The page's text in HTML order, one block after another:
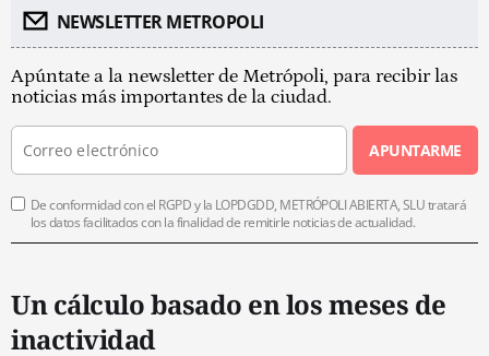
NEWSLETTER METROPOLI
Apúntate a la newsletter de Metrópoli, para recibir las
noticias más importantes de la ciudad.
APUNTARME
De conformidad con el RGPD y la LOPDGDD, METRÓPOLI ABIERTA, SLU tratará
los datos facilitados con la finalidad de remitirle noticias de actualidad.
Un cálculo basado en los meses de
inactividad